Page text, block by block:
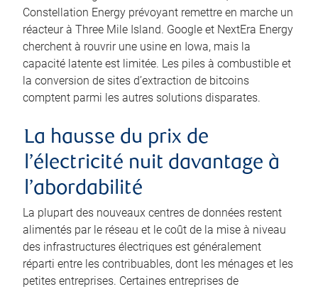
Constellation Energy prévoyant remettre en marche un
réacteur à Three Mile Island. Google et NextEra Energy
cherchent à rouvrir une usine en Iowa, mais la
capacité latente est limitée. Les piles à combustible et
la conversion de sites d’extraction de bitcoins
comptent parmi les autres solutions disparates.
La hausse du prix de
l’électricité nuit davantage à
l’abordabilité
La plupart des nouveaux centres de données restent
alimentés par le réseau et le coût de la mise à niveau
des infrastructures électriques est généralement
réparti entre les contribuables, dont les ménages et les
petites entreprises. Certaines entreprises de